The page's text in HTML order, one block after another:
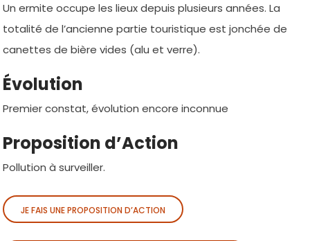
Un ermite occupe les lieux depuis plusieurs années. La
totalité de l’ancienne partie touristique est jonchée de
canettes de bière vides (alu et verre).
Évolution
Premier constat, évolution encore inconnue
Proposition d’Action
Pollution à surveiller.
JE FAIS UNE PROPOSITION D’ACTION